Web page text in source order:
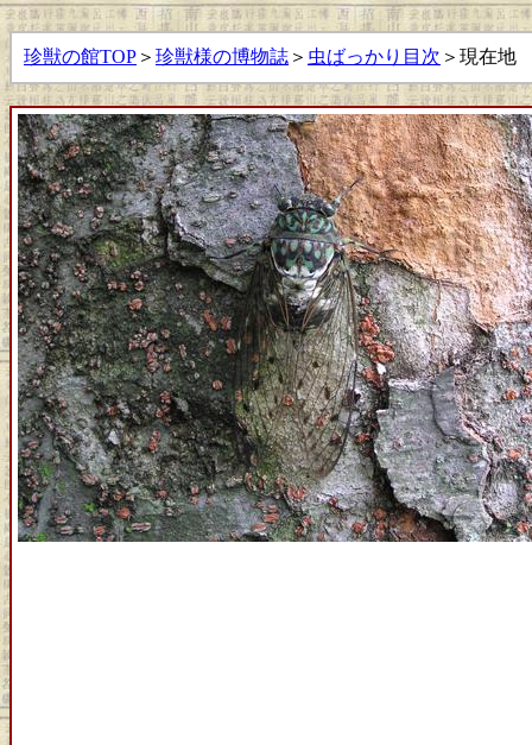
珍獣の館TOP ＞ 珍獣様の博物誌 ＞ 虫ばっかり目次 ＞現在地